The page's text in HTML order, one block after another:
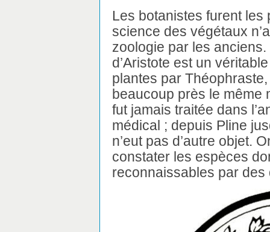
Les botanistes furent
science des végétaux
zoologie par les anciens.
d’Aristote est un
plantes par
beaucoup près le même
fut jamais traitée dans
médical ; depuis Pline
n’eut pas d’autre objet.
constater les espèces
reconnaissables par